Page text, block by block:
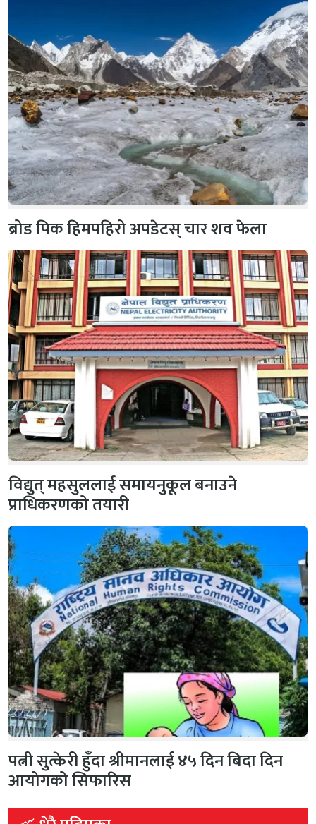
ब्रोड पिक हिमपहिरो अपडेटस् चार शव फेला
विद्युत् महसुललाई समायनुकूल बनाउने
प्राधिकरणको तयारी
पत्नी सुत्केरी हुँदा श्रीमानलाई ४५ दिन बिदा दिन
आयोगको सिफारिस